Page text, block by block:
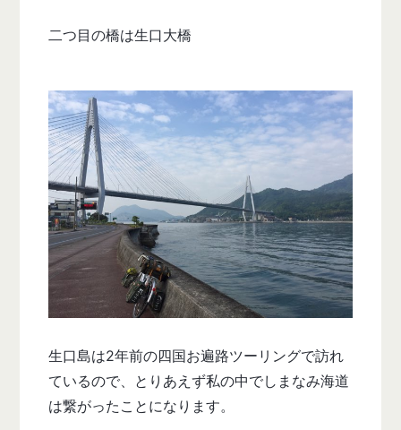
二つ目の橋は生口大橋
生口島は2年前の四国お遍路ツーリングで訪れ
ているので、とりあえず私の中でしまなみ海道
は繋がったことになります。